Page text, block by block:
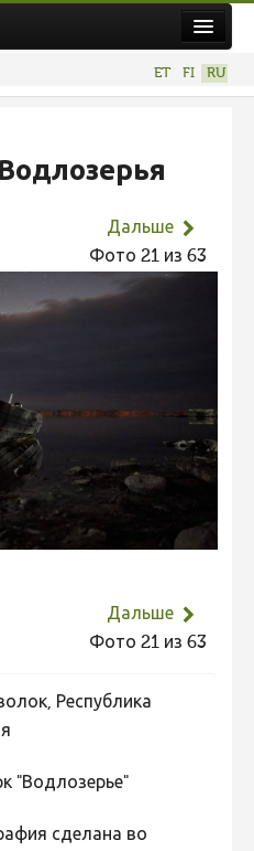
ET FI RU
Дальше
Фото 21 из 63
Дальше
Фото 21 из 63
Республика
"Водлозерье"
сделана во